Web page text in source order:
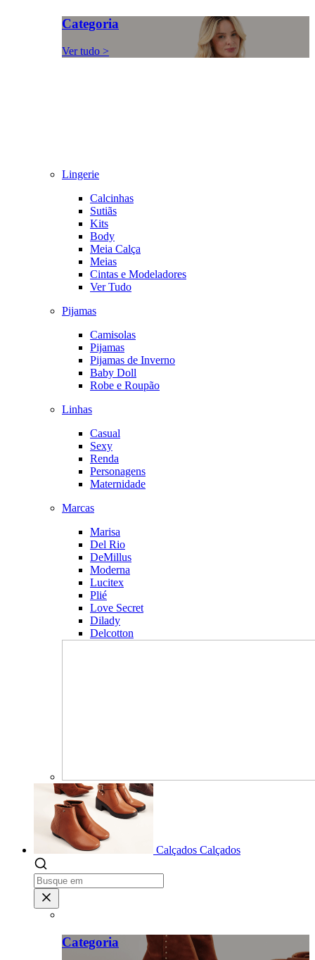
Categoria
Ver tudo >
Lingerie
Calcinhas
Sutiãs
Kits
Body
Meia Calça
Meias
Cintas e Modeladores
Ver Tudo
Pijamas
Camisolas
Pijamas
Pijamas de Inverno
Baby Doll
Robe e Roupão
Linhas
Casual
Sexy
Renda
Personagens
Maternidade
Marcas
Marisa
Del Rio
DeMillus
Moderna
Lucitex
Plié
Love Secret
Dilady
Delcotton
Calçados Calçados
Categoria